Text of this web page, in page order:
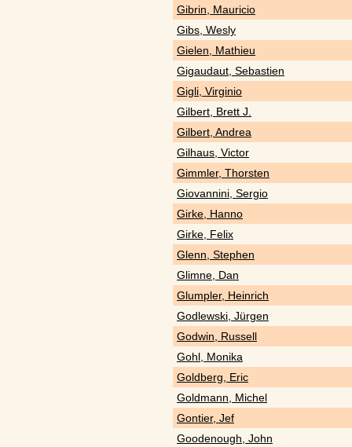
Gibrin, Mauricio
Gibs, Wesly
Gielen, Mathieu
Gigaudaut, Sebastien
Gigli, Virginio
Gilbert, Brett J.
Gilbert, Andrea
Gilhaus, Victor
Gimmler, Thorsten
Giovannini, Sergio
Girke, Hanno
Girke, Felix
Glenn, Stephen
Glimne, Dan
Glumpler, Heinrich
Godlewski, Jürgen
Godwin, Russell
Gohl, Monika
Goldberg, Eric
Goldmann, Michel
Gontier, Jef
Goodenough, John